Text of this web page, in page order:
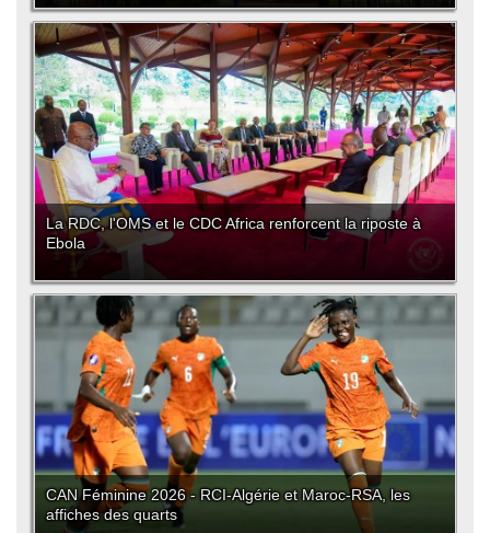
La RDC, l'OMS et le CDC Africa renforcent la riposte à
Ebola
CAN Féminine 2026 - RCI-Algérie et Maroc-RSA, les
affiches des quarts